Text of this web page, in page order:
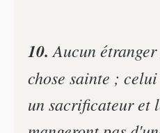
10. Aucun
chose sainte ;
un sacrificateur et